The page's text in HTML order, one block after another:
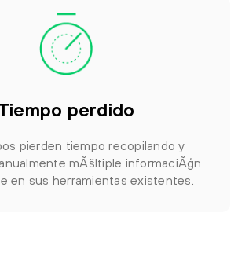
perdido
pierden tiempo recopilando y
mÃšltiple informaciÃģn
en sus herramientas existentes.